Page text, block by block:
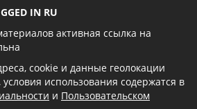
IN RU
активная ссылка на
cookie и данные геолокации
условия использования содержатся в
и Пользовательском